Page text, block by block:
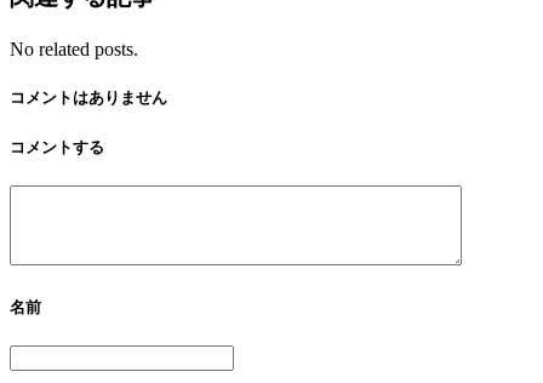
No related posts.
コメントはありません
コメントする
名前